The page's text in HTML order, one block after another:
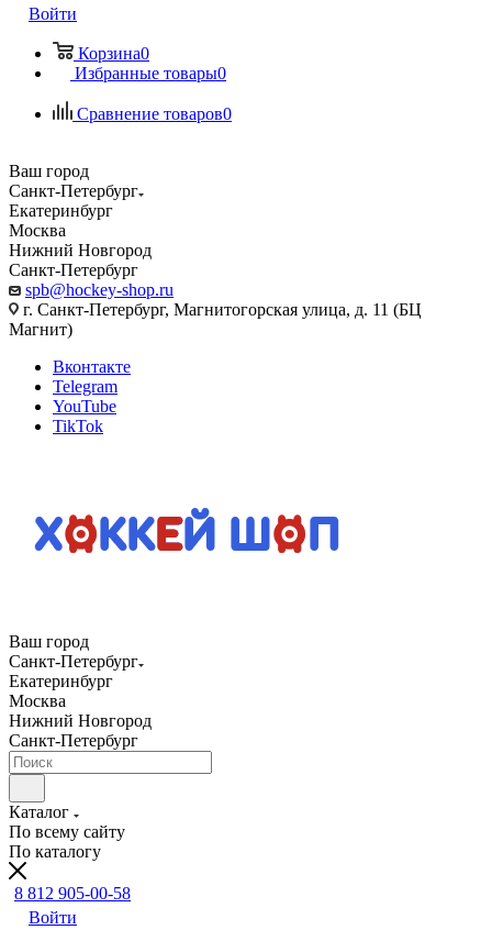
Войти
Корзина0
Избранные товары0
Сравнение товаров0
Ваш город
Санкт-Петербург
Екатеринбург
Москва
Нижний Новгород
Санкт-Петербург
spb@hockey-shop.ru
г. Санкт-Петербург, Магнитогорская улица, д. 11 (БЦ
Магнит)
Вконтакте
Telegram
YouTube
TikTok
Ваш город
Санкт-Петербург
Екатеринбург
Москва
Нижний Новгород
Санкт-Петербург
Каталог
По всему сайту
По каталогу
8 812 905-00-58
Войти